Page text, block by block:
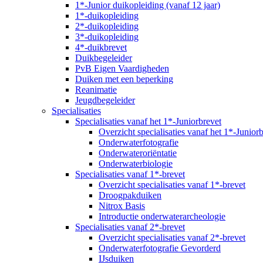
1*-Junior duikopleiding (vanaf 12 jaar)
1*-duikopleiding
2*-duikopleiding
3*-duikopleiding
4*-duikbrevet
Duikbegeleider
PvB Eigen Vaardigheden
Duiken met een beperking
Reanimatie
Jeugdbegeleider
Specialisaties
Specialisaties vanaf het 1*-Juniorbrevet
Overzicht specialisaties vanaf het 1*-
Onderwaterfotografie
Onderwateroriëntatie
Onderwaterbiologie
Specialisaties vanaf 1*-brevet
Overzicht specialisaties vanaf 1*-brevet
Droogpakduiken
Nitrox Basis
Introductie onderwaterarcheologie
Specialisaties vanaf 2*-brevet
Overzicht specialisaties vanaf 2*-brevet
Onderwaterfotografie Gevorderd
IJsduiken